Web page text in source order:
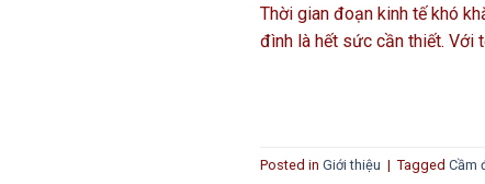
Thời gian đoạn kinh tế khó
đình là hết sức cần thiết. Với
Posted in Giới thiệu | Tagged Cầm